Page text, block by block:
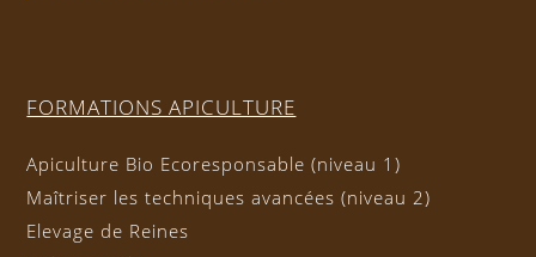
FORMATIONS APICULTURE
Apiculture Bio Ecoresponsable (niveau 1)
Maîtriser les techniques avancées (niveau 2)
Elevage de Reines